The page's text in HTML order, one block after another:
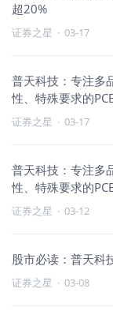
超20%
证券之星 · 03-17
普天科技：专注多
性、特殊要求的
证券之星 · 03-17
普天科技：专注多
性、特殊要求的
证券之星 · 03-12
股市必读：普天科
证券之星 · 03-08